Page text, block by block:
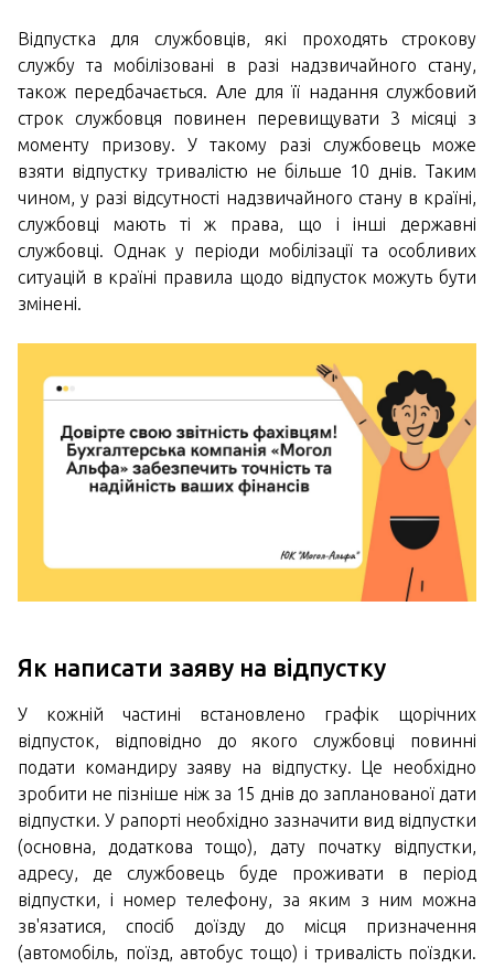
Відпустка для службовців, які проходять строкову
службу та мобілізовані в разі надзвичайного стану,
також передбачається. Але для її надання службовий
строк службовця повинен перевищувати 3 місяці з
моменту призову. У такому разі службовець може
взяти відпустку тривалістю не більше 10 днів. Таким
чином, у разі відсутності надзвичайного стану в країні,
службовці мають ті ж права, що і інші державні
службовці. Однак у періоди мобілізації та особливих
ситуацій в країні правила щодо відпусток можуть бути
змінені.
Як написати заяву на відпустку
У кожній частині встановлено графік щорічних
відпусток, відповідно до якого службовці повинні
подати командиру заяву на відпустку. Це необхідно
зробити не пізніше ніж за 15 днів до запланованої дати
відпустки. У рапорті необхідно зазначити вид відпустки
(основна, додаткова тощо), дату початку відпустки,
адресу, де службовець буде проживати в період
відпустки, і номер телефону, за яким з ним можна
зв'язатися, спосіб доїзду до місця призначення
(автомобіль, поїзд, автобус тощо) і тривалість поїздки.